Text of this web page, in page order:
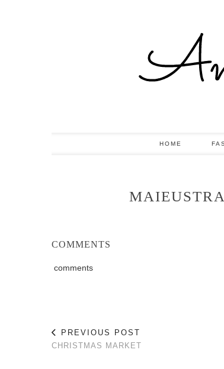
HOME
COMMENTS
comments
PREVIOUS POST
CHRISTMAS MARKET